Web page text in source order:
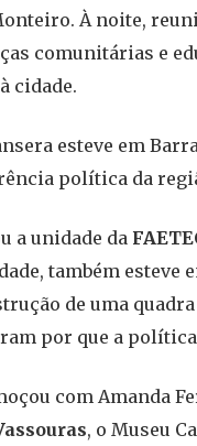
À noite,
comunitárias e
cidade.
esteve em
política da
a unidade da
também
de uma
por que a
com Amanda
, o Museu